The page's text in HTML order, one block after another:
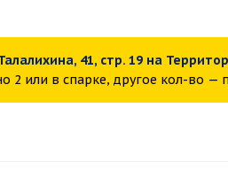
41, стр. 19 на
2 или в спарке, другое кол-во —